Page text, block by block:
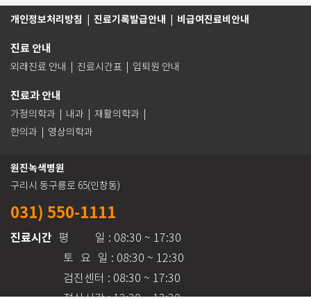
개인정보처리방침 | 진료기록발급안내 | 비급여진료비안내
진료 안내
외래진료 안내 진료시간표 입퇴원 안내
진료과 안내
가정의학과 | 내과 | 재활의학과 |
한의과 | 영상의학과
원진녹색병원
구리시 동구릉로 65(인창동)
031) 550-1111
진료시간 평 일 : 08:30 ~ 17:30
토 요 일 : 08:30 ~ 12:30
검진센터 : 08:30 ~ 17:30